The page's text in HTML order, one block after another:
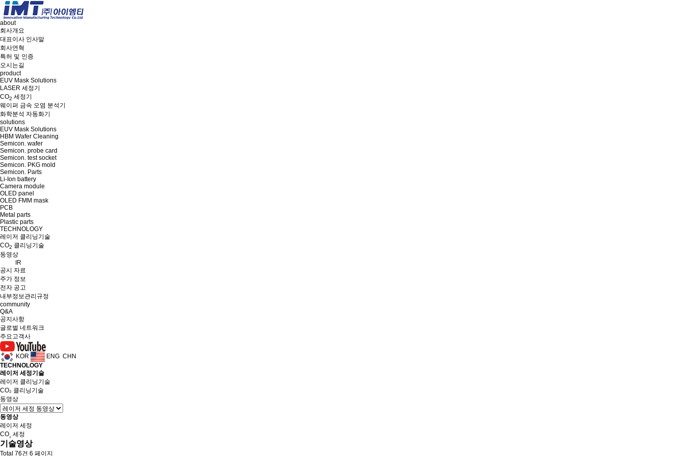
about
회사개요
대표이사 인사말
회사연혁
특허 및 인증
오시는길
product
EUV Mask Solutions
LASER 세정기
CO2 세정기
웨이퍼 금속 오염 분석기
화학분석 자동화기
solutions
EUV Mask Solutions
HBM Wafer Cleaning
Semicon. wafer
Semicon. probe card
Semicon. test socket
Semicon. PKG mold
Semicon. Parts
Li-Ion battery
Camera module
OLED panel
OLED FMM mask
PCB
Metal parts
Plastic parts
TECHNOLOGY
레이저 클리닝기술
CO2 클리닝기술
동영상
IR
공시 자료
주가 정보
전자 공고
내부정보관리규정
community
Q&A
공지사항
글로벌 네트워크
주요고객사
KOR ENG CHN
TECHNOLOGY
레이저 세정기술
레이저 클리닝기술
CO₂ 클리닝기술
동영상
동영상
레이저 세정
CO₂ 세정
기술영상
Total 76건 6 페이지